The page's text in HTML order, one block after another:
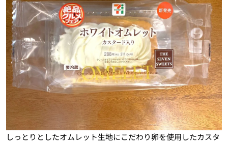
しっとりとしたオムレット生地にこだわり卵を使用したカスタ